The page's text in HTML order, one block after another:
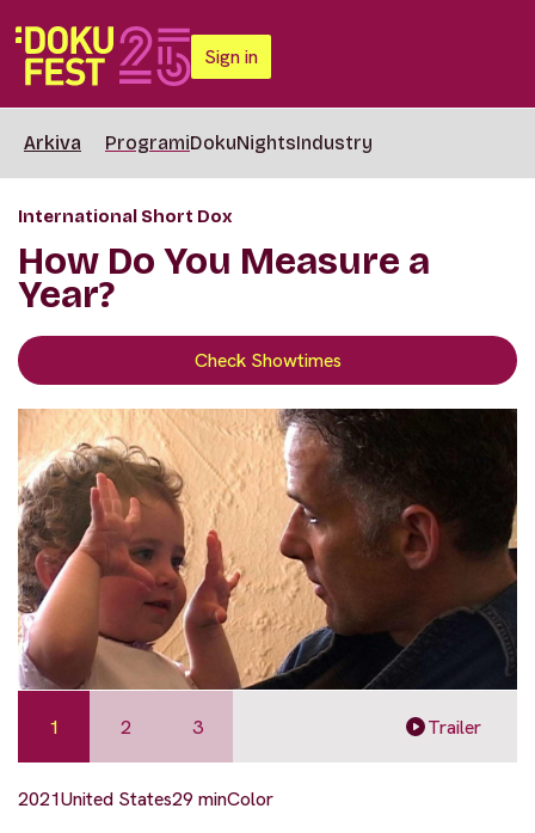
Sign in
Arkiva ProgramiDokuNightsIndustry
International Short Dox
How Do You Measure a
Year?
Check Showtimes
1 2 3 Trailer
2021United States29 minColor